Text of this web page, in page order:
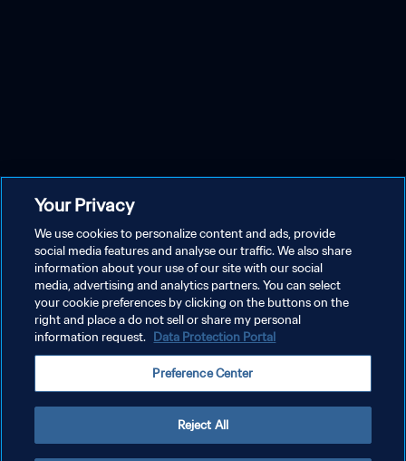
Your Privacy
We use cookies to personalize content and ads, provide
social media features and analyse our traffic. We also share
information about your use of our site with our social
media, advertising and analytics partners. You can select
your cookie preferences by clicking on the buttons on the
right and place a do not sell or share my personal
information request. Data Protection Portal
Preference Center
Reject All